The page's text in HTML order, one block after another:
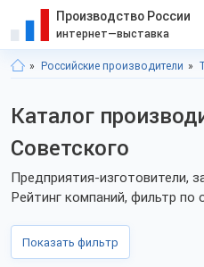
Производство России
интернет—выставка
Российские производители
Каталог
Советского
Предприятия-изготовители,
Рейтинг компаний, фильтр по
Показать фильтр